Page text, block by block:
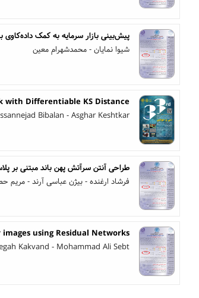
پیش‌بینی بازار سرمایه به کمک داده‌کاوی
شیوا نمایان - محمدشهرام معین
with Differentiable KS Distance
Bibalan - Asghar Keshtkar
طراحی آنتن سرآتش پهن باند مبتنی بر
فرشاد ارغنده - بیژن عباسی آرند - مریم
using Residual Networks
Kakvand - Mohammad Ali Sebt